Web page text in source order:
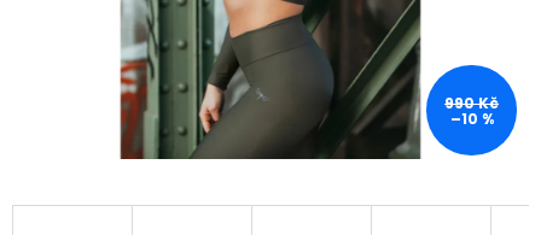
990 Kč
–10 %